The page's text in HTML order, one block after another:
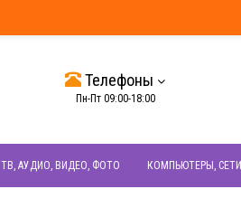
Телефоны
Пн-Пт 09:00-18:00
ТВ, АУДИО, ВИДЕО, ФОТО КОМПЬЮТЕРЫ, СЕТИ